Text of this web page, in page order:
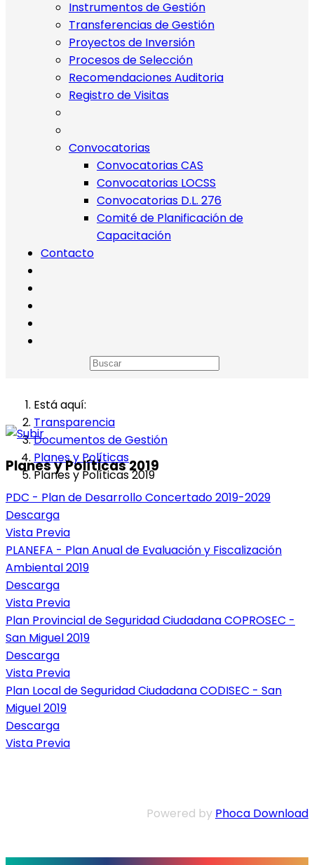
Instrumentos de Gestión
Transferencias de Gestión
Proyectos de Inversión
Procesos de Selección
Recomendaciones Auditoria
Registro de Visitas
Convocatorias
Convocatorias CAS
Convocatorias LOCSS
Convocatorias D.L. 276
Comité de Planificación de
Capacitación
Contacto
Está aquí:
Transparencia
Documentos de Gestión
Planes y Políticas
Planes y Políticas 2019
Planes y Políticas 2019
PDC - Plan de Desarrollo Concertado 2019-2029
Descarga
Vista Previa
PLANEFA - Plan Anual de Evaluación y Fiscalización
Ambiental 2019
Descarga
Vista Previa
Plan Provincial de Seguridad Ciudadana COPROSEC -
San Miguel 2019
Descarga
Vista Previa
Plan Local de Seguridad Ciudadana CODISEC - San
Miguel 2019
Descarga
Vista Previa
Powered by Phoca Download